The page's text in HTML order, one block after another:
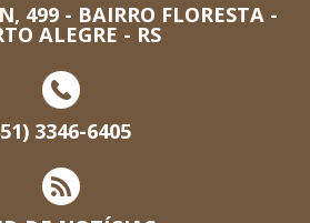
499 - BAIRRO FLORESTA -
ALEGRE - RS
3346-6405